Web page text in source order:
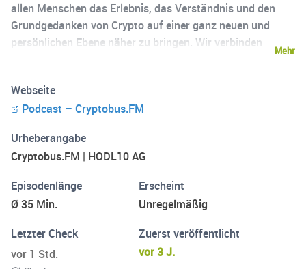
allen Menschen das Erlebnis, das Verständnis und den
Grundgedanken von Crypto auf einer ganz neuen und
persönlichen Ebene näher zu bringen. Wir verbinden
wird. Im Cryptobus werden (Video-) Podcast stattfinden.
Die Themen im Cryptobus Podcast umfassen ganzheitlich
Produktplatzierung, Marketingstrategien, Trading
Verhalten, oder Markanalysen, sondern auf der
menschlichen und persönlichen Ebene. Was kann man
sich darunter vorstellen? Die Themen sind vielfältig von
persönlichen Erfahrungen, persönlichen Geschichten bis
hin zu persönlichen Berührungspunkte mit der
Cryptrowelt. Wir konzentrieren und fokussieren uns auf
den Menschen. Alle (Video-) Podcasts werden auf den
Mehr
Webseite
Podcast – Cryptobus.FM
Urheberangabe
Cryptobus.FM | HODL10 AG
Episodenlänge
Ø 35 Min.
Erscheint
Unregelmäßig
Letzter Check
vor 1 Std.
Zuerst veröffentlicht
vor 3 J.